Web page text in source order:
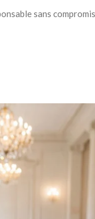
sans